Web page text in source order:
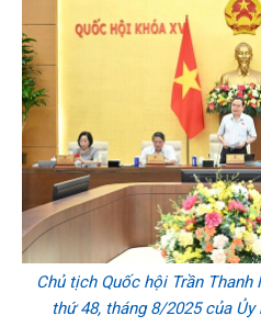
Chủ tịch Quốc hội Trần
thứ 48, tháng 8/2025 của